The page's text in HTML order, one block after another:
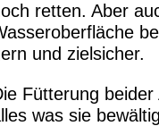
retten. Aber
und zielsicher.
Fütterung
was sie